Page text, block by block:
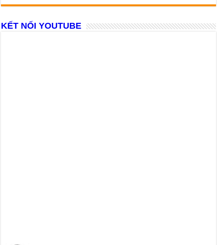
KẾT NỐI YOUTUBE